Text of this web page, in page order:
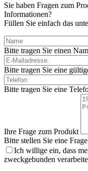
Sie haben Fragen zum
Informationen?
Füllen Sie einfach das
Bitte tragen Sie einen
Bitte tragen Sie eine
Bitte tragen Sie eine
Ihre Frage zum Produkt
Bitte stellen Sie eine
Ich willige ein, dass
zweckgebunden